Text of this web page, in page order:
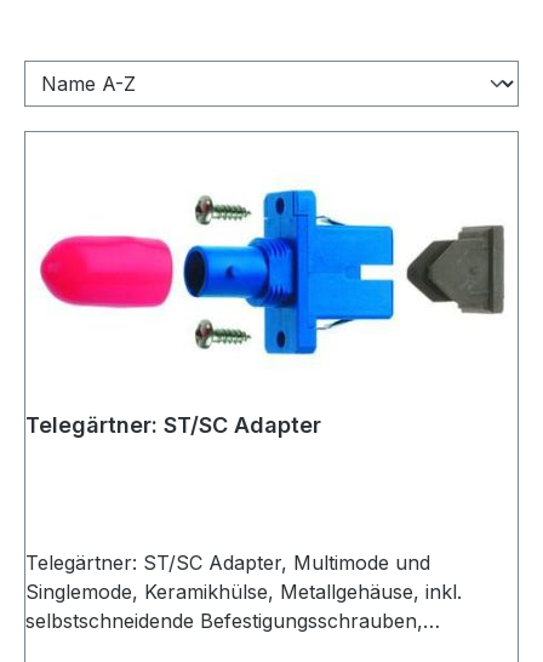
Telegärtner: ST/SC Adapter
Telegärtner: ST/SC Adapter, Multimode und
Singlemode, Keramikhülse, Metallgehäuse, inkl.
selbstschneidende Befestigungsschrauben,